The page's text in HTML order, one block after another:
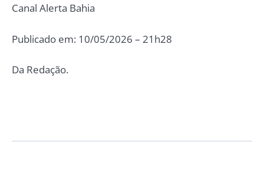
Canal Alerta Bahia
Publicado em: 10/05/2026 – 21h28
Da Redação.